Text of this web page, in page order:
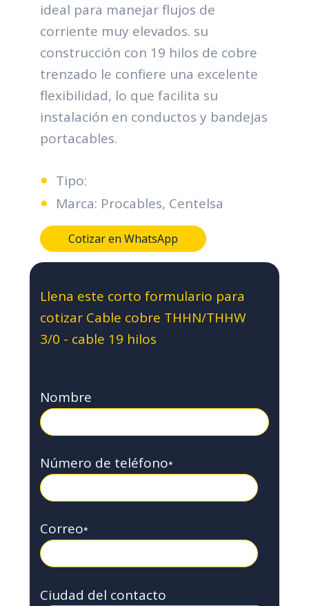
ideal para manejar flujos de
corriente muy elevados. su
construcción con 19 hilos de cobre
trenzado le confiere una excelente
flexibilidad, lo que facilita su
instalación en conductos y bandejas
portacables.
Tipo:
Marca: Procables, Centelsa
Cotizar en WhatsApp
Llena este corto formulario para
cotizar Cable cobre THHN/THHW
3/0 - cable 19 hilos
Nombre
Número de teléfono*
Correo*
Ciudad del contacto